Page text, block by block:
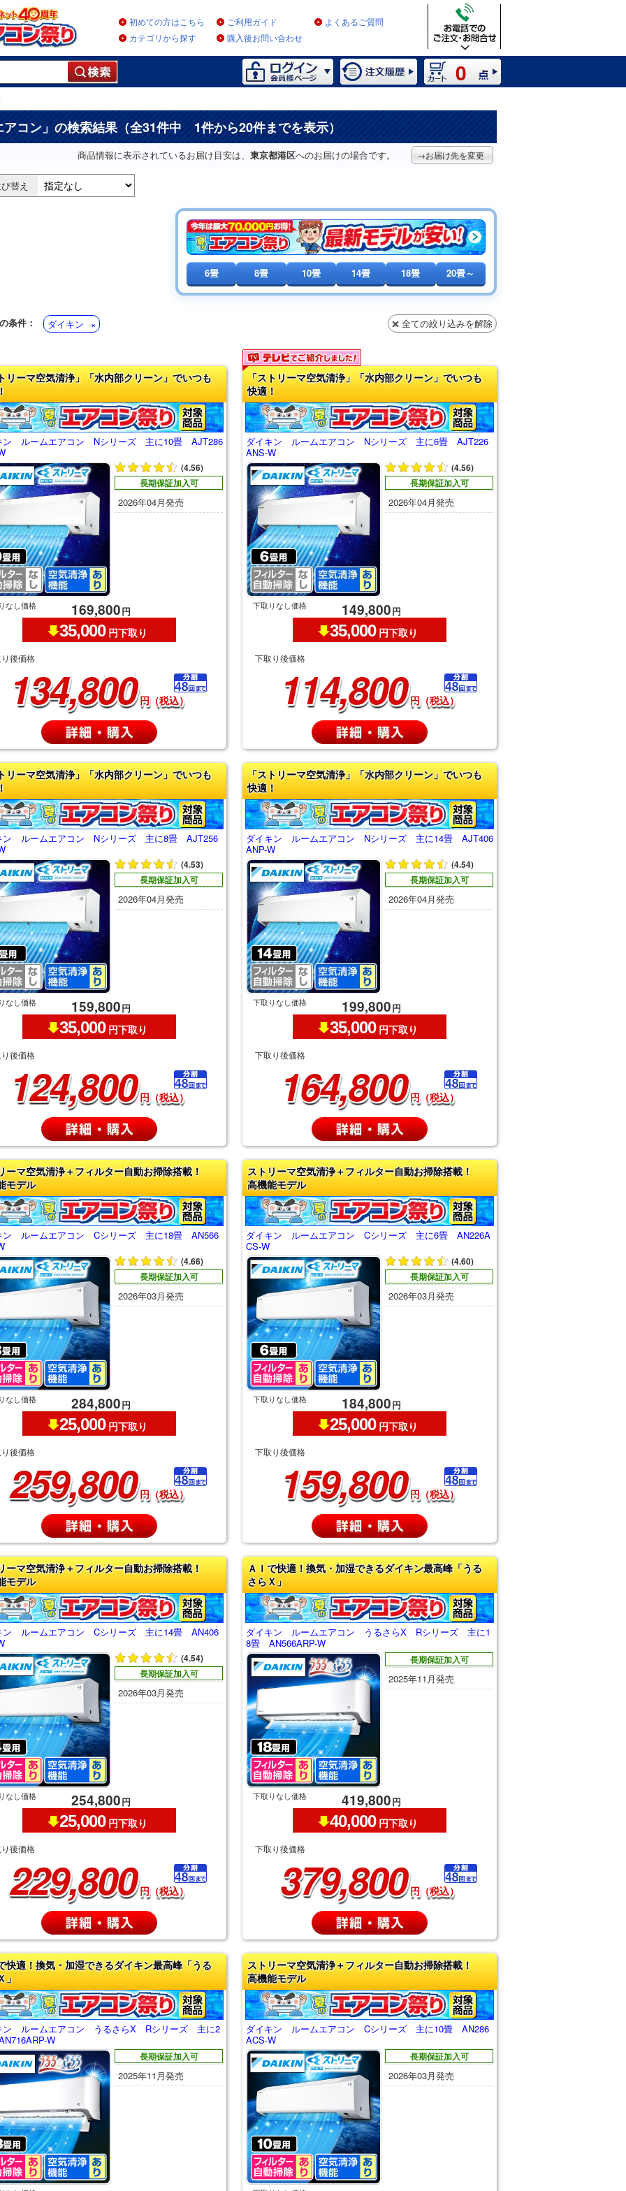
初めての方はこちら ご利用ガイド
よくあるご質問
カテゴリから探す
購入後お問い合わせ
0
アコン 」の検索結果（全31件中 1件から20件までを表示）
商品情報に表示されているお届け目安は、 東京都港区へのお届けの場合です。 →お届け先を変更
替え
6畳 8畳 10畳 14畳 18畳 20畳～
条件： ダイキン 全ての絞り込みを解除
リーマ空気清浄」「水内部クリーン」でいつも
ン ルームエアコン Nシリーズ 主に10畳 AJT286
(4.56)
長期保証加入可
2026年04月発売
なし価格 169,800円
35,000 円下取り
後価格
134,800 円（税込）
「ストリーマ空気清浄」「水内部クリーン」でいつも
快適！
ダイキン ルームエアコン Nシリーズ 主に6畳 AJT226
ANS-W
(4.56)
長期保証加入可
2026年04月発売
下取りなし価格 149,800円
35,000 円下取り
下取り後価格
114,800 円（税込）
リーマ空気清浄」「水内部クリーン」でいつも
ン ルームエアコン Nシリーズ 主に8畳 AJT256
(4.53)
長期保証加入可
2026年04月発売
なし価格 159,800円
35,000 円下取り
後価格
124,800 円（税込）
「ストリーマ空気清浄」「水内部クリーン」でいつも
快適！
ダイキン ルームエアコン Nシリーズ 主に14畳 AJT406
ANP-W
(4.54)
長期保証加入可
2026年04月発売
下取りなし価格 199,800円
35,000 円下取り
下取り後価格
164,800 円（税込）
ーマ空気清浄＋フィルター自動お掃除搭載！
モデル
ン ルームエアコン Cシリーズ 主に18畳 AN566
(4.66)
長期保証加入可
2026年03月発売
なし価格 284,800円
25,000 円下取り
後価格
259,800 円（税込）
ストリーマ空気清浄＋フィルター自動お掃除搭載！
高機能モデル
ダイキン ルームエアコン Cシリーズ 主に6畳 AN226A
CS-W
(4.60)
長期保証加入可
2026年03月発売
下取りなし価格 184,800円
25,000 円下取り
下取り後価格
159,800 円（税込）
ーマ空気清浄＋フィルター自動お掃除搭載！
モデル
ン ルームエアコン Cシリーズ 主に14畳 AN406
(4.54)
長期保証加入可
2026年03月発売
なし価格 254,800円
25,000 円下取り
後価格
229,800 円（税込）
ＡＩで快適！換気・加湿できるダイキン最高峰「うる
さらＸ」
ダイキン ルームエアコン うるさらX Rシリーズ 主に1
8畳 AN566ARP-W
長期保証加入可
2025年11月発売
下取りなし価格 419,800円
40,000 円下取り
下取り後価格
379,800 円（税込）
快適！換気・加湿できるダイキン最高峰「うる
」
ン ルームエアコン うるさらX Rシリーズ 主に2
W
長期保証加入可
2025年11月発売
ストリーマ空気清浄＋フィルター自動お掃除搭載！
高機能モデル
ダイキン ルームエアコン Cシリーズ 主に10畳 AN286
ACS-W
長期保証加入可
2026年03月発売